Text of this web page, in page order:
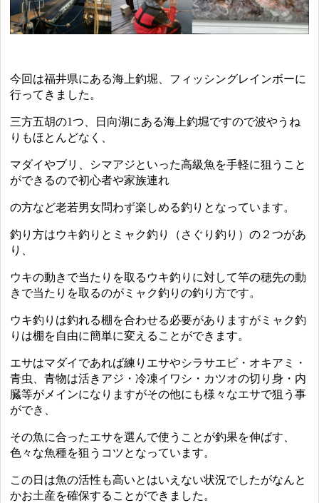
今回は福井県にある海上釣堀、フィッシングレインボーに
行ってきました。
三方五胡の1つ、日向湖にある海上釣堀ですので波やうね
りもほとんどなく、
マダイやブリ、シマアジといった高級魚を手軽に狙うこと
ができるので初心者や家族連れ
の方など老若男女問わず楽しめる釣りとなっています。
釣り方はウキ釣りとミャク釣り（さぐり釣り）の２つがあ
り、
ウキの動きで当たりを取るウキ釣りに対して竿の穂先の動
きで当たりを取るのがミャク釣りの釣り方です。
ウキ釣りは釣れる棚を合わせる必要がありますがミャク釣
りは棚を自由に簡単に変えることができます。
エサはマダイであれば練りエサやシラサエビ・オキアミ・
青虫、青物は活きアジ・冷凍イワシ・カツオの切り身・内
臓等がメインになりますがその他にも様々なエサで狙う事
ができ、
その魚に合ったエサを選んで使うことが釣果を伸ばす、
色々な魚種を狙うコツとなっています。
この日は魚の活性も高いとはいえない状況でしたがなんと
かお土産を確保することができました。